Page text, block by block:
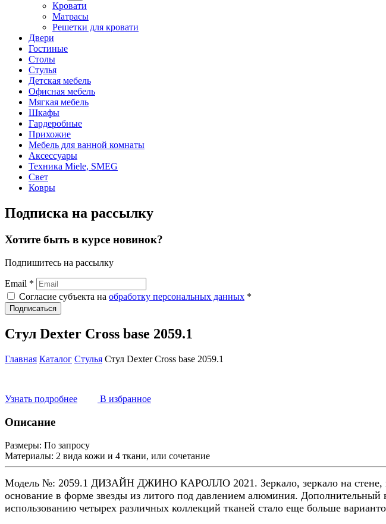
Кровати
Матрасы
Решетки для кровати
Двери
Гостиные
Столы
Стулья
Детская мебель
Офисная мебель
Мягкая мебель
Шкафы
Гардеробные
Прихожие
Мебель для ванной комнаты
Аксессуары
Техника Miele, SMEG
Свет
Ковры
Подписка на рассылку
Хотите быть в курсе новинок?
Подпишитесь на рассылку
Email *
Согласие субъекта на обработку персональных данных *
Подписаться
Стул Dexter Cross base 2059.1
Главная Каталог Стулья Стул Dexter Cross base 2059.1
Узнать подробнее В избранное
Описание
Размеры: По запросу
Материалы: 2 вида кожи и 4 ткани, или сочетание
Модель №: 2059.1 ДИЗАЙН ДЖИНО КАРОЛЛО 2021. Зеркало, зеркало на стене,
основание в форме звезды из литого под давлением алюминия.
использованию четырех различных коллекций тканей стало еще больше